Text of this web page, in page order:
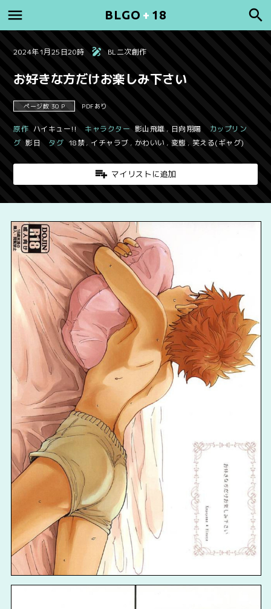
BLGO + 18
2024年1月25日20時 BL二次創作
お好きな方だけお楽しみ下さい
ページ数 30 P PDFあり
原作 ハイキュー!! キャラクター 影山飛雄 , 日向翔陽
カップリン
グ 影日 タグ 18禁, イチャラブ , かわいい , 変態 , 笑える(ギャグ)
マイリストに追加